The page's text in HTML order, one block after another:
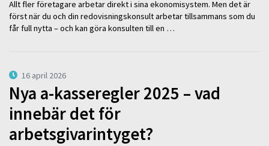
Allt fler företagare arbetar direkt i sina ekonomisystem. Men det är
först när du och din redovisningskonsult arbetar tillsammans som du
får full nytta – och kan göra konsulten till en …
16 april 2026
Nya a-kasseregler 2025 – vad
innebär det för
arbetsgivarintyget?